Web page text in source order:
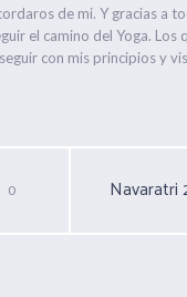
de mi. Y gracias a
el camino del Yoga. Los
con mis principios y
0 Navaratri